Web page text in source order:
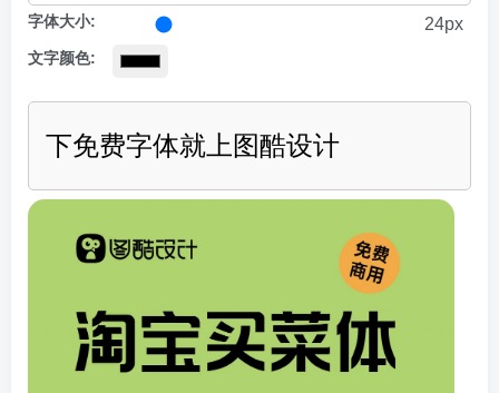
字体大小: 24px
文字颜色:
下免费字体就上图酷设计